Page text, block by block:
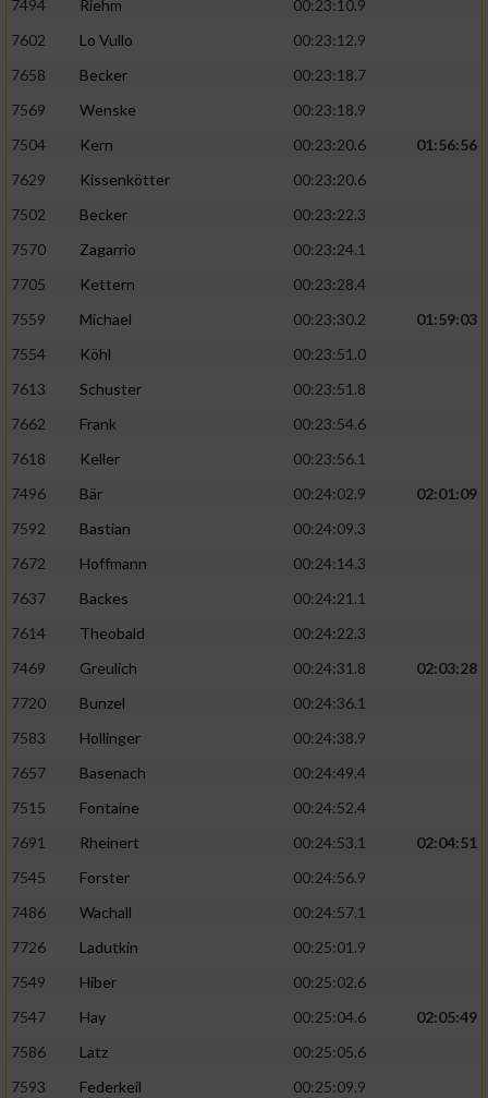
7494 Riehm
00:23:10.9
7602
Lo Vullo
00:23:12.9
7658
Becker
00:23:18.7
7569
Wenske
00:23:18.9
7504
Kern 00:23:20.6
01:56:56
7629
Kissenkötter
00:23:20.6
7502
Becker
00:23:22.3
7570
Zagarrio
00:23:24.1
7705
Kettern
00:23:28.4
7559
Michael 00:23:30.2
01:59:03
7554
Köhl
00:23:51.0
7613
Schuster
00:23:51.8
7662
Frank
00:23:54.6
7618
Keller
00:23:56.1
7496
Bär 00:24:02.9
02:01:09
7592
Bastian
00:24:09.3
7672
Hoffmann
00:24:14.3
7637
Backes
00:24:21.1
7614
Theobald
00:24:22.3
7469
Greulich 00:24:31.8
02:03:28
7720
Bunzel
00:24:36.1
7583
Hollinger
00:24:38.9
7657
Basenach
00:24:49.4
7515
Fontaine
00:24:52.4
7691
Rheinert 00:24:53.1
02:04:51
7545
Forster
00:24:56.9
7486
Wachall
00:24:57.1
7726
Ladutkin
00:25:01.9
7549
Hiber
00:25:02.6
7547
Hay 00:25:04.6
02:05:49
7586
Latz
00:25:05.6
7593
Federkeil
00:25:09.9